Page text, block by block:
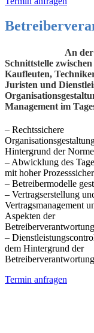
An der
Schnittstelle zwischen
Kaufleuten,
Juristen und
Management im
– Rechtssichere
Hintergrund der
– Abwicklung des
mit hoher
– Betreibermodelle
– Vertragserstellung
Vertragsmanagement
Aspekten der
Betreiberverantwortung
–
dem Hintergrund der
Betreiberverantwortung
Termin anfragen